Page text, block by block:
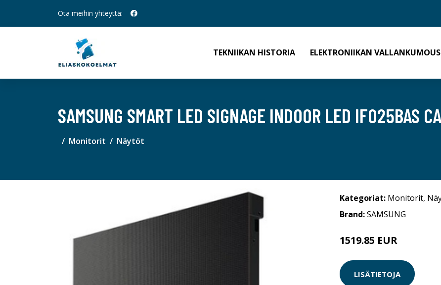
Ota meihin yhteyttä:
TEKNIIKAN HISTORIA ELEKTRONIIKAN VALLANKUMOUS
SAMSUNG SMART LED SIGNAGE INDOOR LED IF025BAS
Monitorit Näytöt
Kategoriat: Monitorit,
Brand:SAMSUNG
1519.85 EUR
LISÄTIETOJA